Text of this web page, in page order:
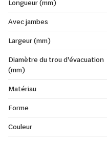
Longueur (mm)
Avec jambes
Largeur (mm)
Diamètre du trou d'évacuation
(mm)
Matériau
Forme
Couleur